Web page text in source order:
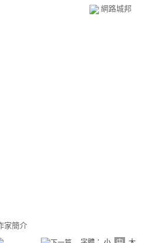
網路城邦
家簡介